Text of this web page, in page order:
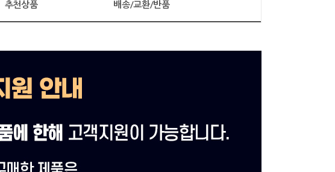
추천상품 배송/교환/반품